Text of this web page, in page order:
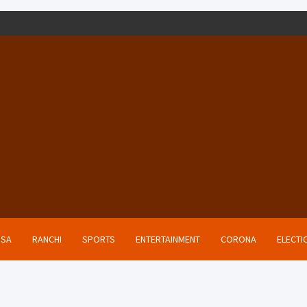
RANCHI SPORTS ENTERTAINMENT CORONA